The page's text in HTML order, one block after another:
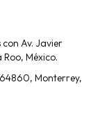
Av. Javier
México.
Monterrey,